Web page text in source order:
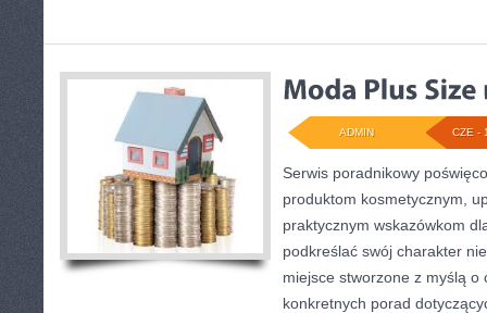
CZE -
ADMIN
Serwis poradnikowy
produktom kosmetycznym,
praktycznym wskazówkom
podkreślać swój charakter
miejsce stworzone z myślą o
konkretnych porad